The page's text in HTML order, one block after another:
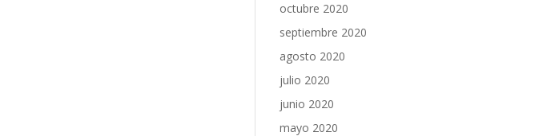
octubre 2020
septiembre 2020
agosto 2020
julio 2020
junio 2020
mayo 2020